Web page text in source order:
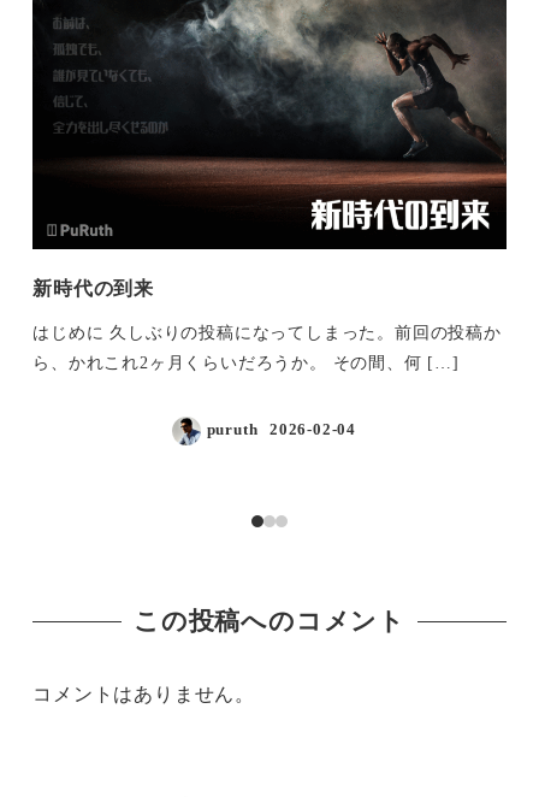
新時代の到来
はじめに 久しぶりの投稿になってしまった。前回の投稿か
ら、かれこれ2ヶ月くらいだろうか。 その間、何 […]
puruth 2026-02-04
この投稿へのコメント
コメントはありません。